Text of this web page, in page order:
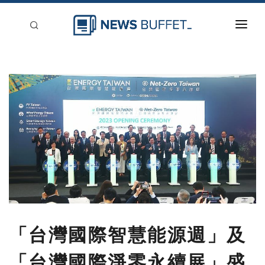
新聞稿分類
登入
刊登
「台灣國際智慧能源週」及